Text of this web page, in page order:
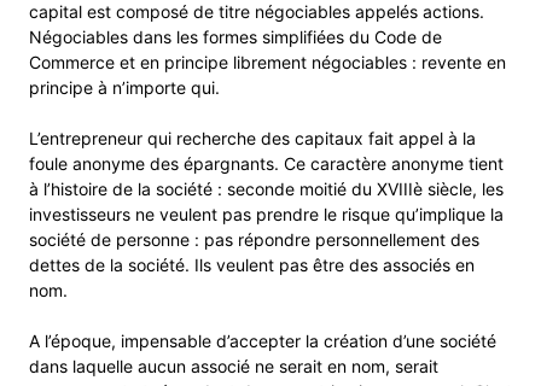
capital est composé de titre négociables appelés actions.
Négociables dans les formes simplifiées du Code de
Commerce et en principe librement négociables : revente en
principe à n’importe qui.
L’entrepreneur qui recherche des capitaux fait appel à la
foule anonyme des épargnants. Ce caractère anonyme tient
à l’histoire de la société : seconde moitié du XVIIIè siècle, les
investisseurs ne veulent pas prendre le risque qu’implique la
société de personne : pas répondre personnellement des
dettes de la société. Ils veulent pas être des associés en
nom.
A l’époque, impensable d’accepter la création d’une société
dans laquelle aucun associé ne serait en nom, serait